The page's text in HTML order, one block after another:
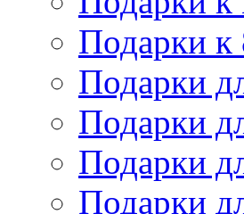
Подарки к
Подарки
Подарки
Подарки
Подарки